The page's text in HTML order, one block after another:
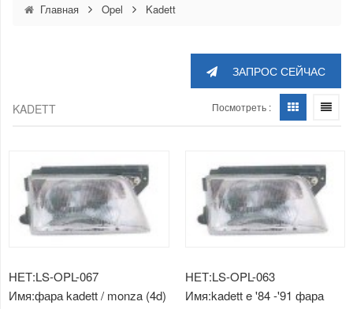
Главная Opel Kadett
ЗАПРОС СЕЙЧАС
KADETT Посмотреть :
НЕТ:LS-OPL-067
Имя:фара kadett / monza (4d)
НЕТ:LS-OPL-063
Имя:kadett e '84 -'91 фара